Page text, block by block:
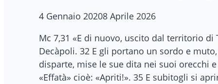
4 Gennaio 20208 Aprile 2026
Mc 7,31 «E di nuovo, uscito dal territorio
Decàpoli. 32 E gli portano un sordo e
disparte, mise le sue dita nei suoi orecchi
«Effatà» cioè: «Apriti!». 35 E subitogli si